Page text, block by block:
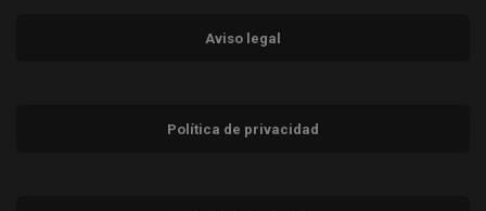
Aviso legal
Política de privacidad